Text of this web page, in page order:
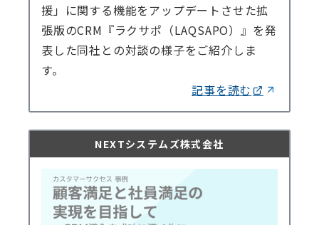
援」に関する機能をアップデートさせた拡
張版のCRM『ラクサポ（LAQSAPO）』を発
表した同社との対談の様子をご紹介しま
す。
記事を読む
NEXTシステムズ株式会社